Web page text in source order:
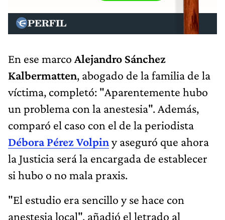
En ese marco Alejandro Sánchez
Kalbermatten, abogado de la familia de la
víctima, completó: "Aparentemente hubo
un problema con la anestesia". Además,
comparó el caso con el de la periodista
Débora Pérez Volpiny aseguró que ahora
la Justicia será la encargada de establecer
si hubo o no mala praxis.
"El estudio era sencillo y se hace con
anestesia local", añadió el letrado al